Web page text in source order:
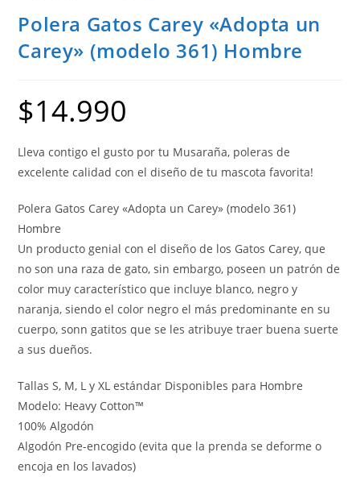
Polera Gatos Carey «Adopta un
Carey» (modelo 361) Hombre
$14.990
Lleva contigo el gusto por tu Musaraña, poleras de
excelente calidad con el diseño de tu mascota favorita!
Polera Gatos Carey «Adopta un Carey» (modelo 361)
Hombre
Un producto genial con el diseño de los Gatos Carey, que
no son una raza de gato, sin embargo, poseen un patrón de
color muy característico que incluye blanco, negro y
naranja, siendo el color negro el más predominante en su
cuerpo, sonn gatitos que se les atribuye traer buena suerte
a sus dueños.
Tallas S, M, L y XL estándar Disponibles para Hombre
Modelo: Heavy Cotton™
100% Algodón
Algodón Pre-encogido (evita que la prenda se deforme o
encoja en los lavados)